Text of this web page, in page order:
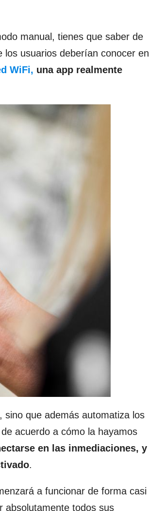
manual, tienes que saber de
usuarios deberían conocer en
WiFi, una app realmente
que además automatiza los
acuerdo a cómo la hayamos
en las inmediaciones, y
.
a funcionar de forma casi
absolutamente todos sus